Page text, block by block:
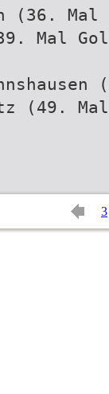
(36. Mal
Mal
(49.
3